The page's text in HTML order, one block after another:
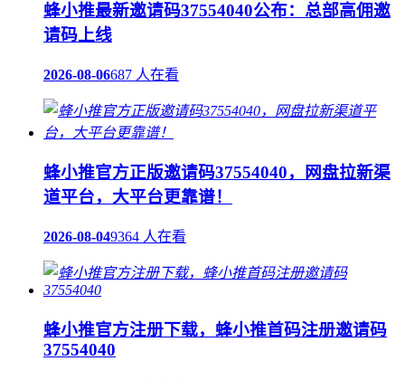
蜂小推最新邀请码37554040公布：总部高佣邀
请码上线
2026-08-06687 人在看
蜂小推官方正版邀请码37554040，网盘拉新渠
道平台，大平台更靠谱！
2026-08-049364 人在看
蜂小推官方注册下载，蜂小推首码注册邀请码
37554040